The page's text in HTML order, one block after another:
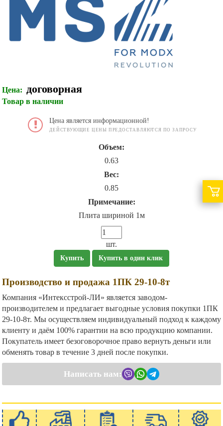
Цена: договорная
Товар в наличии
Цена является информационной!
ДЕЙСТВУЮЩИЕ ЦЕНЫ ПРЕДОСТАВЛЯЮТСЯ ПО ЗАПРОСУ
Объем:
0.63
Вес:
0.85
Примечание:
Плита шириной 1м
шт.
Купить Купить в один клик
Производство и продажа 1ПК 29-10-8т
Компания «Интексстрой-ЛИ» является заводом-
производителем и предлагает выгодные условия покупки 1ПК
29-10-8т. Мы осуществляем индивидуальный подход к каждому
клиенту и даём 100% гарантии на всю продукцию компании.
Покупатель имеет безоговорочное право вернуть деньги или
обменять товар в течение 3 дней после покупки.
Написать нам: